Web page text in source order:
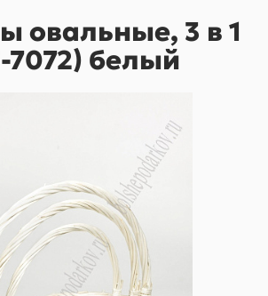
овальные, 3 в 1
7072) белый